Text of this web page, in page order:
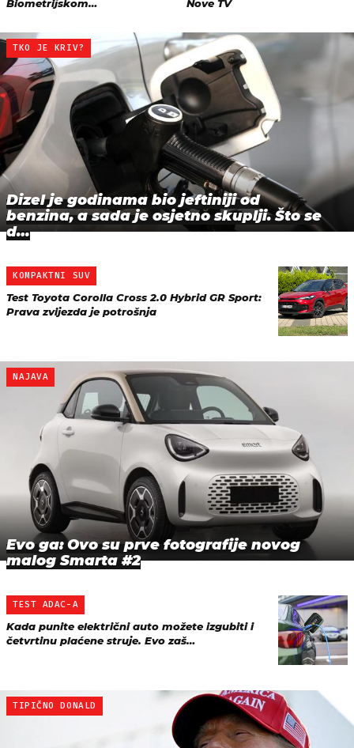
TKO JE KRIV?
Dizel je godinama bio jeftiniji od
benzina, a sada je osjetno skuplji. Što se
d…
KOMPAKTNI SUV
Test Toyota Corolla Cross 2.0 Hybrid GR Sport:
Prava zvijezda je potrošnja
NAJAVA
Evo ga: Ovo su prve fotografije novog
malog Smarta #2
TEST ADAC-A
Kada punite električni auto možete izgubiti i
četvrtinu plaćene struje. Evo zaš…
TIPIČNO DONALD